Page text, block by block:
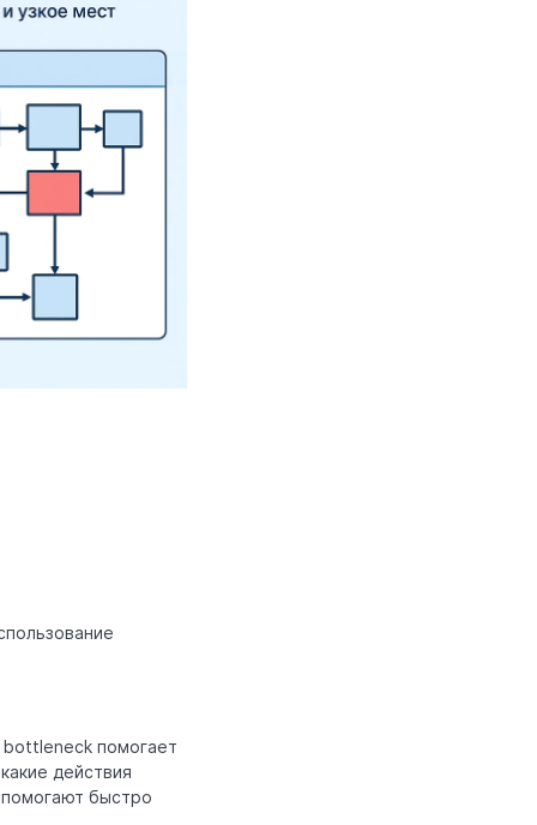
bottleneck помогает
действия
быстро